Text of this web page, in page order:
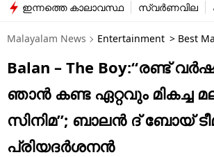
India
Entertainment
Business
Education
Sports
ഇന്നത്തെ കാലാവസ്ഥ സ്വർണവില
Malayalam News Entertainment > Best
Balan – The Boy:“രണ്ട്
ഞാൻ കണ്ട ഏറ്റവും മികച്ച
സിനിമ”; ബാലൻ ദ് ബോയ്
പ്രിയദർശനൻ